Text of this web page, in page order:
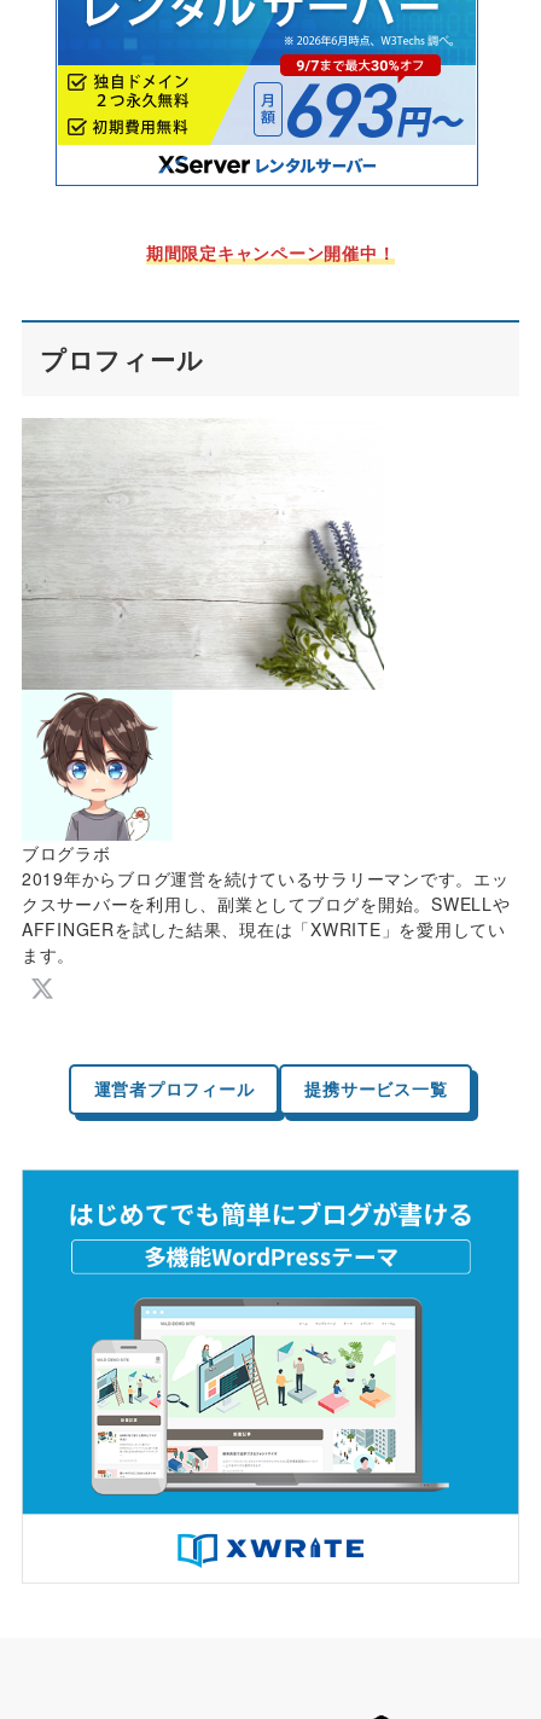
期間限定キャンペーン開催中！
プロフィール
ブログラボ
2019年からブログ運営を続けているサラリーマンです。エッ
クスサーバーを利用し、副業としてブログを開始。SWELLや
AFFINGERを試した結果、現在は「XWRITE」を愛用してい
ます。
運営者プロフィール 提携サービス一覧